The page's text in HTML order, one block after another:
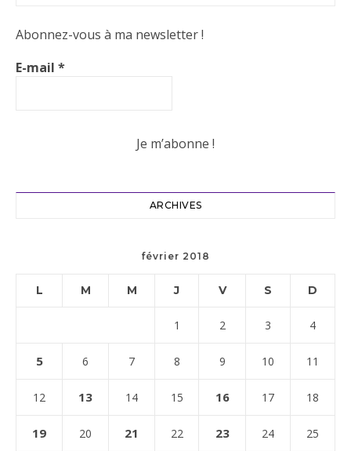
Abonnez-vous à ma newsletter !
E-mail *
ARCHIVES
février 2018
L M M J V S D
1 2 3 4
5 6 7 8 9 10 11
12 13 14 15 16 17 18
19 20 21 22 23 24 25